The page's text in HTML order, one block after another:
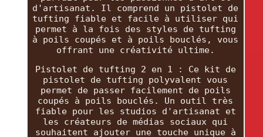
d'artisanat. Il comprend un pistolet de
tufting fiable et facile à utiliser qui
permet à la fois des styles de tufting
à poils coupés et à poils bouclés, vous
offrant une créativité ultime.
Pistolet de tufting 2 en 1 : Ce kit de
pistolet de tufting polyvalent vous
permet de passer facilement de poils
coupés à poils bouclés. Un outil très
fiable pour les studios d'artisanat et
les créateurs de médias sociaux qui
souhaitent ajouter une touche unique à